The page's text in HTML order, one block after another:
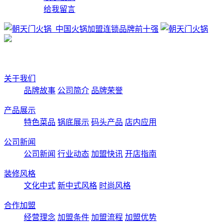
给我留言
关于我们
品牌故事 公司简介 品牌荣誉
产品展示
特色菜品 锅底展示 码头产品 店内应用
公司新闻
公司新闻 行业动态 加盟快讯 开店指南
装修风格
文化中式 新中式风格 时尚风格
合作加盟
经营理念 加盟条件 加盟流程 加盟优势